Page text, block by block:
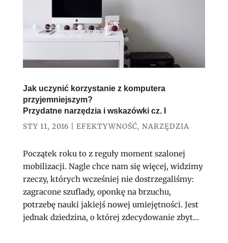
Jak uczynić korzystanie z komputera
przyjemniejszym?
Przydatne narzędzia i wskazówki cz. I
STY 11, 2016 EFEKTYWNOŚĆ, NARZĘDZIA
Początek roku to z reguły moment szalonej
mobilizacji. Nagle chce nam się więcej, widzimy
rzeczy, których wcześniej nie dostrzegaliśmy:
zagracone szuflady, oponkę na brzuchu,
potrzebę nauki jakiejś nowej umiejętności. Jest
jednak dziedzina, o której zdecydowanie zbyt...